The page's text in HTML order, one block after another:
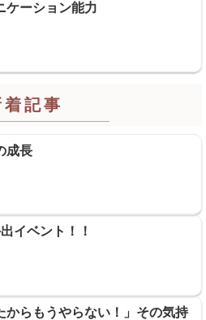
ケーション能力
着記事
成長
イベント！！
からもうやらない！」その気持